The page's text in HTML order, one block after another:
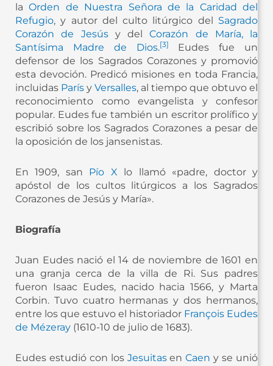
laOrden de Nuestra Señora de la Caridad del
Refugio, y autor del culto litúrgico del Sagrado
Corazón de Jesúsy delCorazón de María, la
Santísima Madre de Dios.[3]
​ Eudes fue un
defensor de los Sagrados Corazones y promovió
esta devoción. Predicó misiones en toda Francia,
incluidas París y Versalles, al tiempo que obtuvo el
reconocimiento como evangelista y confesor
popular. Eudes fue también un escritor prolífico y
escribió sobre los Sagrados Corazones a pesar de
la oposición de los jansenistas.​
En 1909, san Pío X lo llamó «padre, doctor y
apóstol de los cultos litúrgicos a los Sagrados
Corazones de Jesús y María».​
Biografía
Juan Eudes nació el 14 de noviembre de 1601 en
una granja cerca de la villa de Ri. Sus padres
fueron Isaac Eudes, nacido hacia 1566, y Marta
Corbin. Tuvo cuatro hermanas y dos hermanos,
entre los que estuvo el historiador François Eudes
de Mézeray (1610-10 de julio de 1683). ​
Eudes estudió con los JesuitasenCaen y se unió